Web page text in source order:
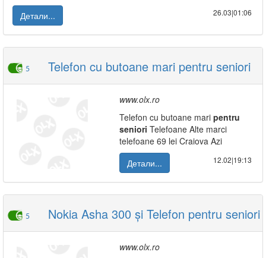
Детали...
26.03|01:06
5 Telefon cu butoane mari pentru seniori
www.olx.ro
Telefon cu butoane mari pentru
seniori Telefoane Alte marci
telefoane 69 lei Craiova Azi
Детали...
12.02|19:13
5 Nokia Asha 300 și Telefon pentru seniori
www.olx.ro